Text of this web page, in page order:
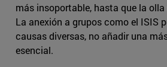
más insoportable, hasta que la
La anexión a grupos como el ISIS
causas diversas, no añadir una
esencial.